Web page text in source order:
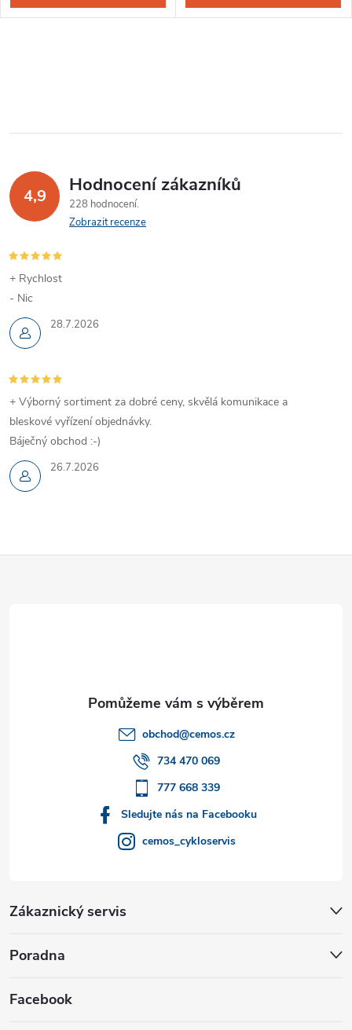
4,9 Hodnocení zákazníků
228 hodnocení
Zobrazit recenze
28.7.2026
+ Rychlost
- Nic
26.7.2026
+ Výborný sortiment za dobré ceny, skvělá komunikace a
bleskové vyřízení objednávky.
Báječný obchod :-)
obchod@cemos.cz
734 470 069
777 668 339
Sledujte nás na Facebooku
cemos_cykloservis
Zákaznický servis
Poradna
Facebook